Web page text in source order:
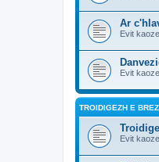
Ar
Evit
Evit
TROIDIGEZH E
Evit